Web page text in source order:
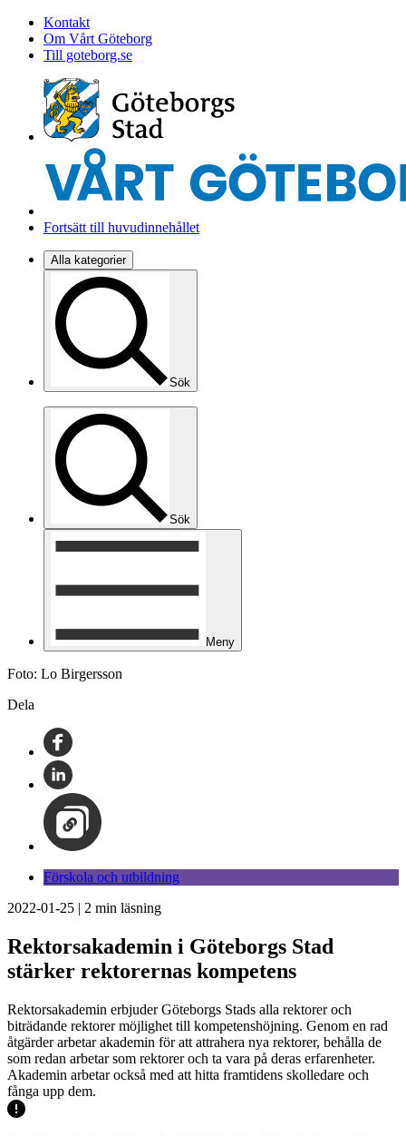
Kontakt
Om Vårt Göteborg
Till goteborg.se
Fortsätt till huvudinnehållet
Alla kategorier
Sök
Sök
Meny
Foto: Lo Birgersson
Dela
Förskola och utbildning
2022-01-25 | 2 min läsning
Rektorsakademin i Göteborgs Stad
stärker rektorernas kompetens
Rektorsakademin erbjuder Göteborgs Stads alla rektorer och
biträdande rektorer möjlighet till kompetenshöjning. Genom en rad
åtgärder arbetar akademin för att attrahera nya rektorer, behålla de
som redan arbetar som rektorer och ta vara på deras erfarenheter.
Akademin arbetar också med att hitta framtidens skolledare och
fånga upp dem.